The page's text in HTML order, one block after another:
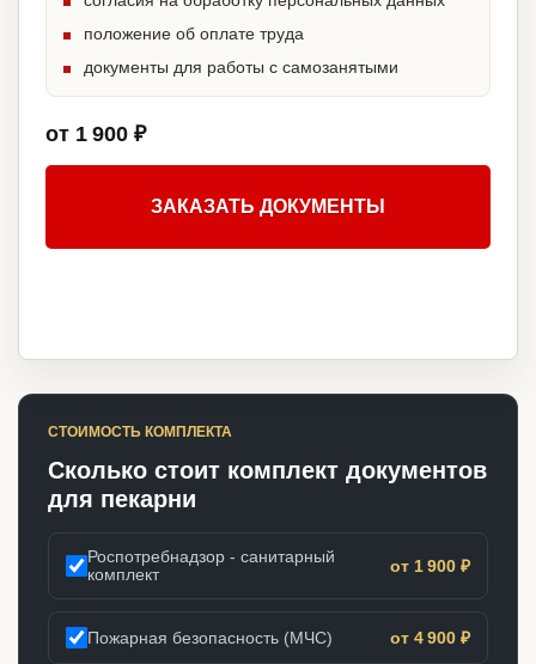
положение об оплате труда
документы для работы с самозанятыми
от 1 900 ₽
ЗАКАЗАТЬ ДОКУМЕНТЫ
СТОИМОСТЬ КОМПЛЕКТА
Сколько стоит комплект документов
для пекарни
Роспотребнадзор - санитарный
комплект
от 1 900 ₽
Пожарная безопасность (МЧС) от 4 900 ₽